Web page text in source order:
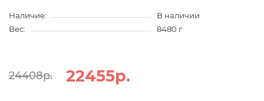
Наличие:
В наличии
Вес:
8480 г
24408р. 22455р.